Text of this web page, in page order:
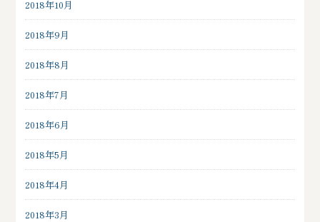
2018年10月
2018年9月
2018年8月
2018年7月
2018年6月
2018年5月
2018年4月
2018年3月